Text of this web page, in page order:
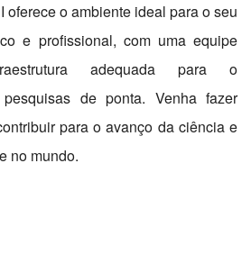
oferece o ambiente ideal para o seu
e profissional, com uma equipe
adequada para o
de ponta. Venha fazer
para o avanço da ciência e
no mundo.